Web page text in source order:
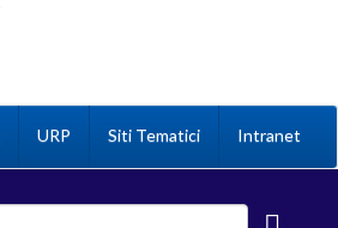
URP Siti Tematici Intranet